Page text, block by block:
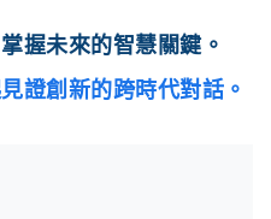
握未來的智慧關鍵。
證創新的跨時代對話。